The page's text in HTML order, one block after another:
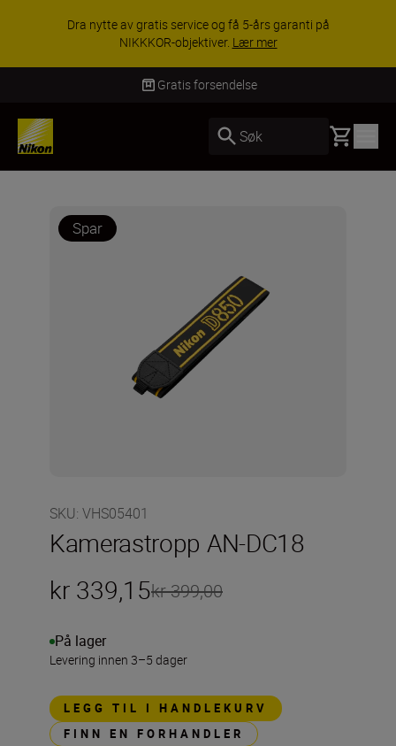
Dra nytte av gratis service og få 5-års garanti på
NIKKKOR-objektiver. Lær mer
Gratis forsendelse
Søk Basket
Spar
SKU: VHS05401
Kamerastropp AN-DC18
kr 339,15kr 399,00
På lager
Levering innen 3–5 dager
LEGG TIL I HANDLEKURV
FINN EN FORHANDLER